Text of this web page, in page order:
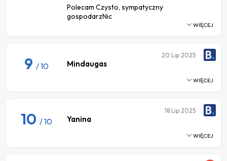
Polecam Czysto, sympatyczny
gospodarzNic
WIĘCEJ
9 / 10 Mindaugas
20 Lip 2025
WIĘCEJ
10 / 10 Yanina
18 Lip 2025
WIĘCEJ